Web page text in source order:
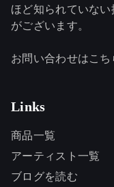
ほど知られていな
がございます。
お問い合わせはこち
Links
商品一覧
アーティスト一覧
ブログを読む